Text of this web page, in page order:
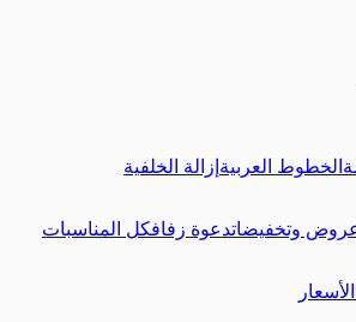
الخطوط العربية إزالة الخلفية
وتخفيضاتدعوة زفافكل المناسبات
الأسعار